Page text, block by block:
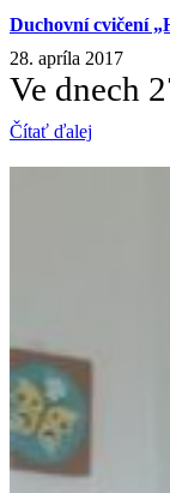
Duchovní cvičení
28. apríla 2017
Ve dnech
Čítať ďalej